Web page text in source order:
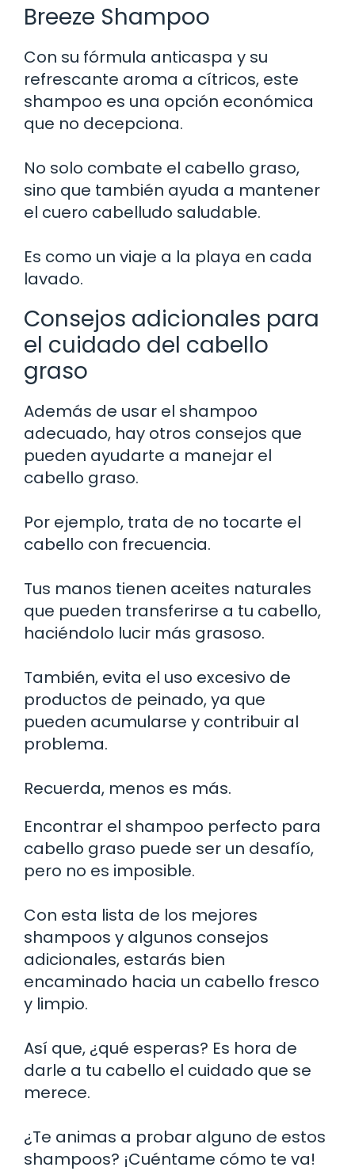
Breeze Shampoo
Con su fórmula anticaspa y su
refrescante aroma a cítricos, este
shampoo es una opción económica
que no decepciona.
No solo combate el cabello graso,
sino que también ayuda a mantener
el cuero cabelludo saludable.
Es como un viaje a la playa en cada
lavado.
Consejos adicionales para
el cuidado del cabello
graso
Además de usar el shampoo
adecuado, hay otros consejos que
pueden ayudarte a manejar el
cabello graso.
Por ejemplo, trata de no tocarte el
cabello con frecuencia.
Tus manos tienen aceites naturales
que pueden transferirse a tu cabello,
haciéndolo lucir más grasoso.
También, evita el uso excesivo de
productos de peinado, ya que
pueden acumularse y contribuir al
problema.
Recuerda, menos es más.
Encontrar el shampoo perfecto para
cabello graso puede ser un desafío,
pero no es imposible.
Con esta lista de los mejores
shampoos y algunos consejos
adicionales, estarás bien
encaminado hacia un cabello fresco
y limpio.
Así que, ¿qué esperas? Es hora de
darle a tu cabello el cuidado que se
merece.
¿Te animas a probar alguno de estos
shampoos? ¡Cuéntame cómo te va!